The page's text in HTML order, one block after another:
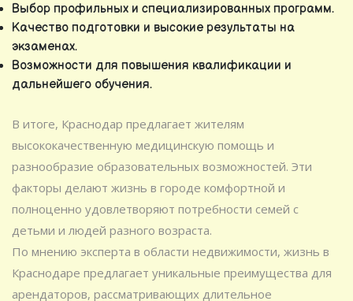
Выбор профильных и специализированных программ.
Качество подготовки и высокие результаты на
экзаменах.
Возможности для повышения квалификации и
дальнейшего обучения.
В итоге, Краснодар предлагает жителям
высококачественную медицинскую помощь и
разнообразие образовательных возможностей. Эти
факторы делают жизнь в городе комфортной и
полноценно удовлетворяют потребности семей с
детьми и людей разного возраста.
По мнению эксперта в области недвижимости, жизнь в
Краснодаре предлагает уникальные преимущества для
арендаторов, рассматривающих длительное